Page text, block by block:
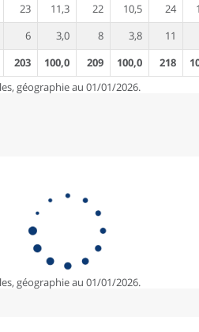
23 11,3 22 10,5 24
6 3,0 8 3,8 11
203 100,0 209 100,0 218
géographie au 01/01/2026.
géographie au 01/01/2026.